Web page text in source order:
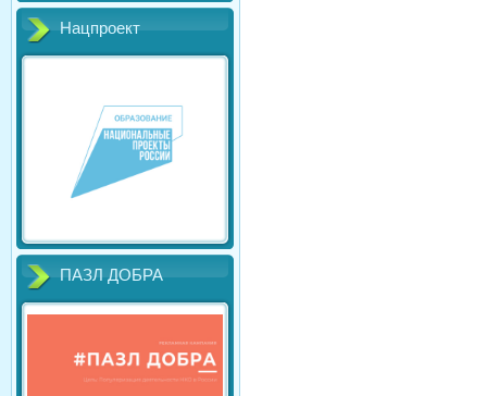
Нацпроект
ПАЗЛ ДОБРА